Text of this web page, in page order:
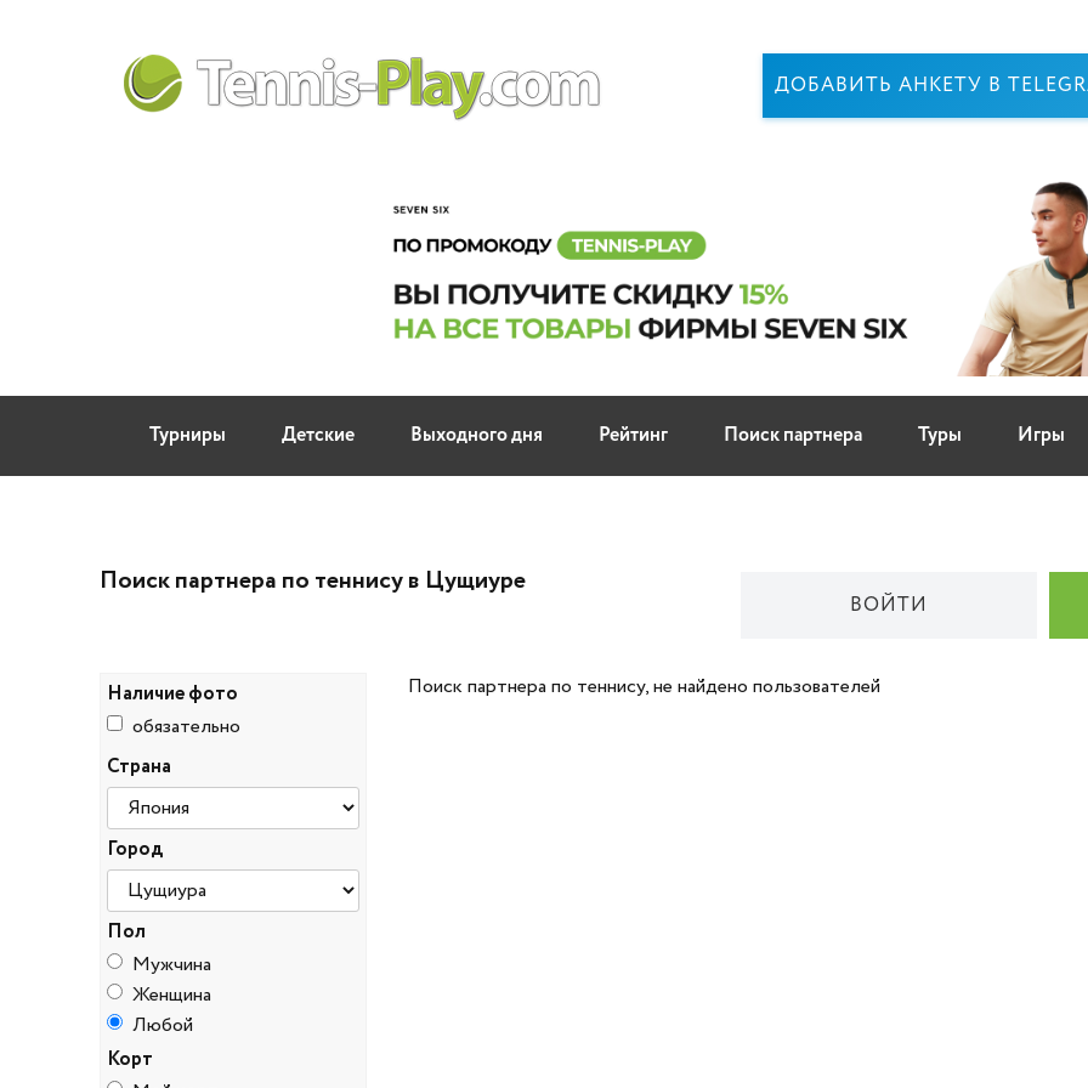
ДОБАВИТЬ АНКЕТУ В
Турниры Детские Выходного дня Рейтинг Поиск партнера Туры Игры
Поиск партнера по теннису в Цущиуре
ВОЙТИ
Наличие фото
обязательно
Страна
Город
Пол
Мужчина
Женщина
Любой
Корт
Поиск партнера по теннису, не найдено пользователей